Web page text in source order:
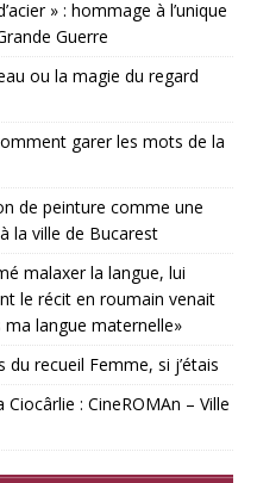
» : hommage à l’unique
Guerre
ou la magie du regard
garer les mots de la
de peinture comme une
la ville de Bucarest
malaxer la langue, lui
le récit en roumain venait
langue maternelle»
recueil Femme, si j’étais
: CineROMAn – Ville